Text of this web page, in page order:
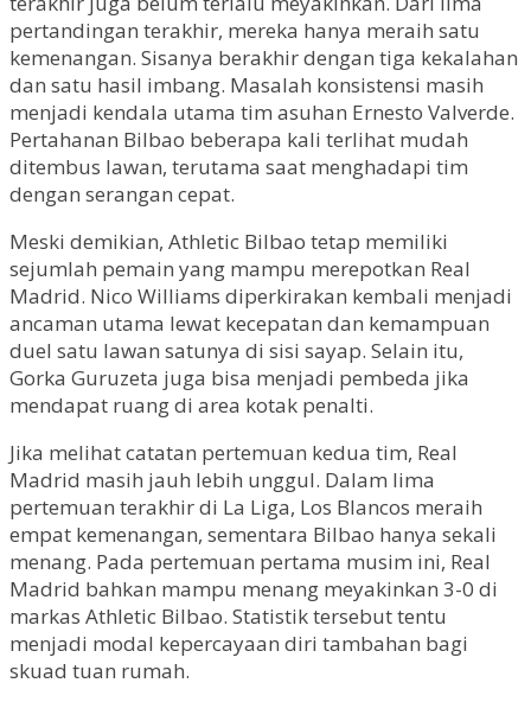
pertandingan terakhir, mereka hanya meraih satu
kemenangan. Sisanya berakhir dengan tiga kekalahan
dan satu hasil imbang. Masalah konsistensi masih
menjadi kendala utama tim asuhan Ernesto Valverde.
Pertahanan Bilbao beberapa kali terlihat mudah
ditembus lawan, terutama saat menghadapi tim
dengan serangan cepat.
Meski demikian, Athletic Bilbao tetap memiliki
sejumlah pemain yang mampu merepotkan Real
Madrid. Nico Williams diperkirakan kembali menjadi
ancaman utama lewat kecepatan dan kemampuan
duel satu lawan satunya di sisi sayap. Selain itu,
Gorka Guruzeta juga bisa menjadi pembeda jika
mendapat ruang di area kotak penalti.
Jika melihat catatan pertemuan kedua tim, Real
Madrid masih jauh lebih unggul. Dalam lima
pertemuan terakhir di La Liga, Los Blancos meraih
empat kemenangan, sementara Bilbao hanya sekali
menang. Pada pertemuan pertama musim ini, Real
Madrid bahkan mampu menang meyakinkan 3-0 di
markas Athletic Bilbao. Statistik tersebut tentu
menjadi modal kepercayaan diri tambahan bagi
skuad tuan rumah.